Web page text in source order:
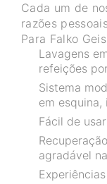
Cada um de
razões
Para Falko
Lavagens
refeições
Sistema
em
Fácil de usar
agradável